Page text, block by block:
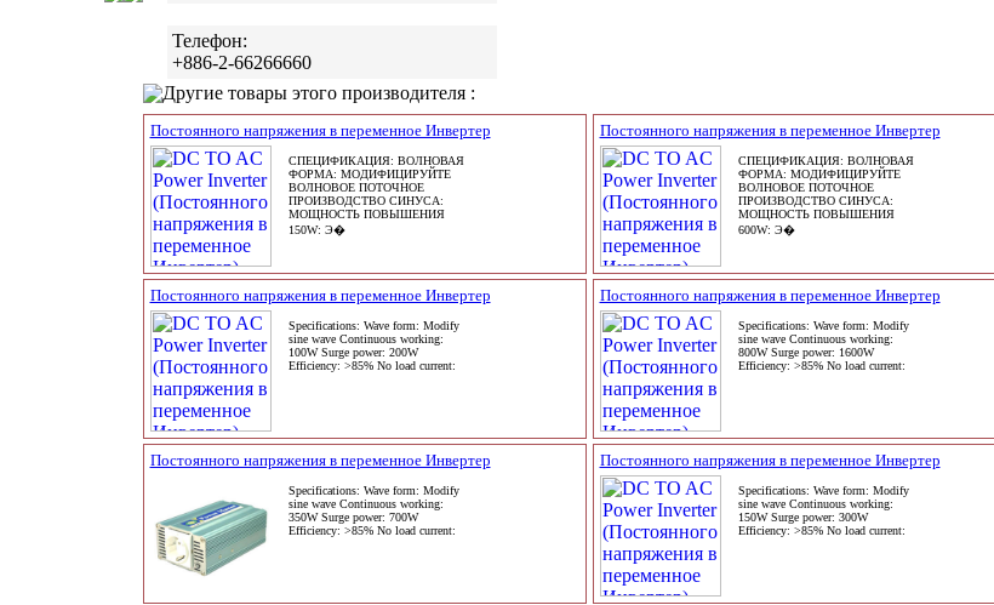
Телефон:
+886-2-66266660
Другие товары этого производителя :
Постоянного напряжения в переменное Инвертер
СПЕЦИФИКАЦИЯ: ВОЛНОВАЯ
ФОРМА: МОДИФИЦИРУЙТЕ
ВОЛНОВОЕ ПОТОЧНОЕ
ПРОИЗВОДСТВО СИНУСА:
МОЩНОСТЬ ПОВЫШЕНИЯ
150W: Э�
Постоянного напряжения в переменное Инвертер
СПЕЦИФИКАЦИЯ: ВОЛНОВАЯ
ФОРМА: МОДИФИЦИРУЙТЕ
ВОЛНОВОЕ ПОТОЧНОЕ
ПРОИЗВОДСТВО СИНУСА:
МОЩНОСТЬ ПОВЫШЕНИЯ
600W: Э�
Постоянного напряжения в переменное Инвертер
Specifications: Wave form: Modify
sine wave Continuous working:
100W Surge power: 200W
Efficiency: >85% No load current:
Постоянного напряжения в переменное Инвертер
Specifications: Wave form: Modify
sine wave Continuous working:
800W Surge power: 1600W
Efficiency: >85% No load current:
Постоянного напряжения в переменное Инвертер
Specifications: Wave form: Modify
sine wave Continuous working:
350W Surge power: 700W
Efficiency: >85% No load current:
Постоянного напряжения в переменное Инвертер
Specifications: Wave form: Modify
sine wave Continuous working:
150W Surge power: 300W
Efficiency: >85% No load current: